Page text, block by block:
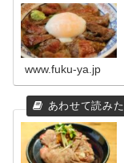
www.fuku-ya.jp